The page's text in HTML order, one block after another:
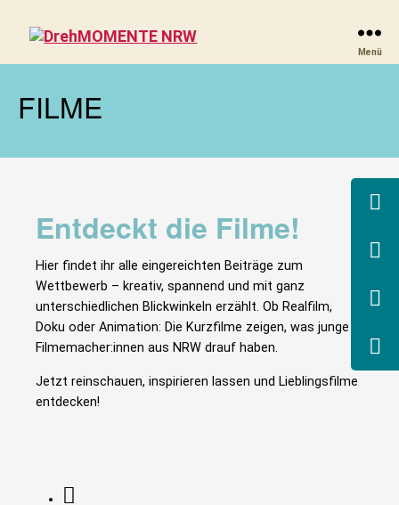
Menü
FILME
Entdeckt die Filme!
Hier findet ihr alle eingereichten Beiträge zum
Wettbewerb – kreativ, spannend und mit ganz
unterschiedlichen Blickwinkeln erzählt. Ob Realfilm,
Doku oder Animation: Die Kurzfilme zeigen, was junge
Filmemacher:innen aus NRW drauf haben.
Jetzt reinschauen, inspirieren lassen und Lieblingsfilme
entdecken!